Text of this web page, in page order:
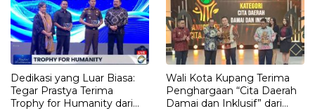
Dedikasi yang Luar Biasa:
Tegar Prastya Terima
Trophy for Humanity dari
Wali Kota Kupang Terima
Penghargaan “Cita Daerah
Damai dan Inklusif” dari